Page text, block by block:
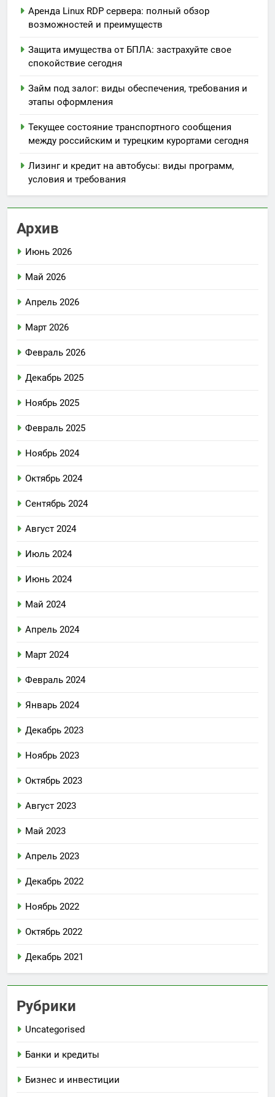
Аренда Linux RDP сервера: полный обзор
возможностей и преимуществ
Защита имущества от БПЛА: застрахуйте свое
спокойствие сегодня
Займ под залог: виды обеспечения, требования и
этапы оформления
Текущее состояние транспортного сообщения
между российским и турецким курортами сегодня
Лизинг и кредит на автобусы: виды программ,
условия и требования
Архив
Июнь 2026
Май 2026
Апрель 2026
Март 2026
Февраль 2026
Декабрь 2025
Ноябрь 2025
Февраль 2025
Ноябрь 2024
Октябрь 2024
Сентябрь 2024
Август 2024
Июль 2024
Июнь 2024
Май 2024
Апрель 2024
Март 2024
Февраль 2024
Январь 2024
Декабрь 2023
Ноябрь 2023
Октябрь 2023
Август 2023
Май 2023
Апрель 2023
Декабрь 2022
Ноябрь 2022
Октябрь 2022
Декабрь 2021
Рубрики
Uncategorised
Банки и кредиты
Бизнес и инвестиции